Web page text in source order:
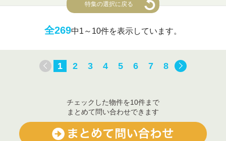
特集の選択に戻る
全269中1～10件を表示しています。
1 2 3 4 5 6 7 8
チェックした物件を10件まで
まとめて問い合わせできます